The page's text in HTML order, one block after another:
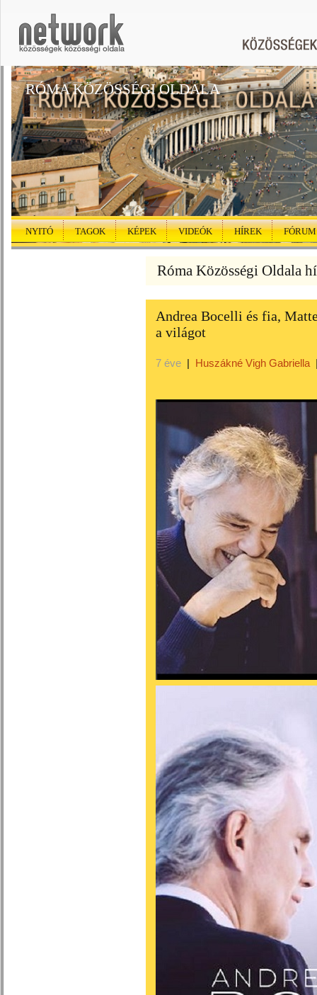
RÓMA KÖZÖSSÉGI OLDALA
NYITÓ TAGOK KÉPEK VIDEÓK HÍREK FÓRUM
Róma Közösségi Oldala
Andrea Bocelli és fia,
a világot
7 éve | Huszákné Vigh Gabriella